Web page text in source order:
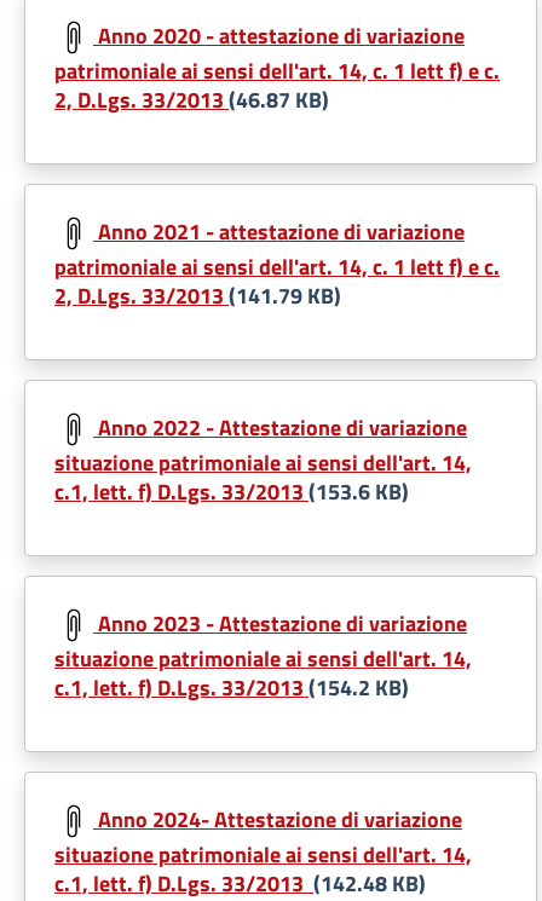
Anno 2020 - attestazione di variazione
patrimoniale ai sensi dell'art. 14, c. 1 lett f) e c.
2, D.Lgs. 33/2013(46.87 KB)
Document
Anno 2021 - attestazione di variazione
patrimoniale ai sensi dell'art. 14, c. 1 lett f) e c.
2, D.Lgs. 33/2013(141.79 KB)
Document
Anno 2022 - Attestazione di variazione
situazione patrimoniale ai sensi dell'art. 14,
c.1, lett. f) D.Lgs. 33/2013(153.6 KB)
Document
Anno 2023 - Attestazione di variazione
situazione patrimoniale ai sensi dell'art. 14,
c.1, lett. f) D.Lgs. 33/2013(154.2 KB)
Document
Anno 2024- Attestazione di variazione
situazione patrimoniale ai sensi dell'art. 14,
c.1, lett. f) D.Lgs. 33/2013 (142.48 KB)